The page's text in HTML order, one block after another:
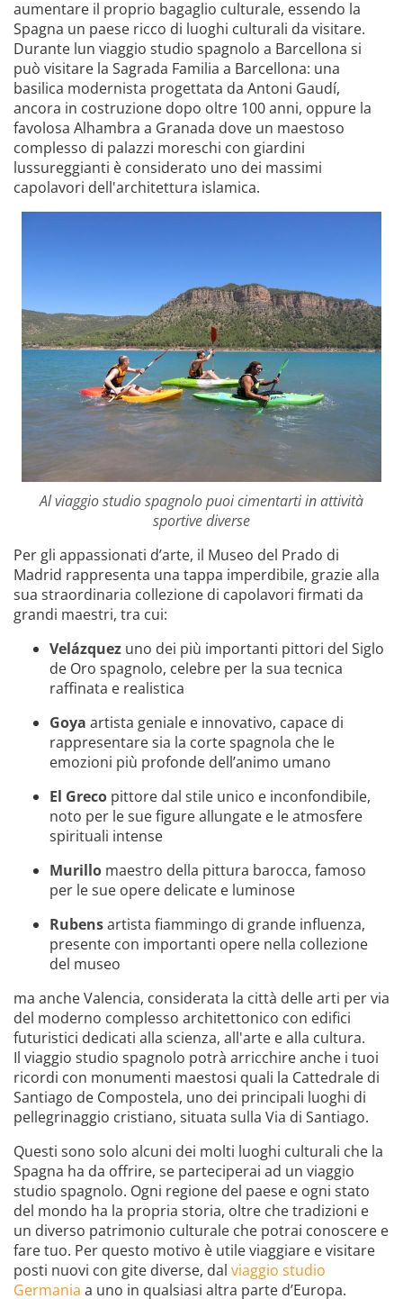
aumentare il proprio bagaglio culturale, essendo la
Spagna un paese ricco di luoghi culturali da visitare.
Durante lun viaggio studio spagnolo a Barcellona si
può visitare la Sagrada Familia a Barcellona: una
basilica modernista progettata da Antoni Gaudí,
ancora in costruzione dopo oltre 100 anni, oppure la
favolosa Alhambra a Granada dove un maestoso
complesso di palazzi moreschi con giardini
lussureggianti è considerato uno dei massimi
capolavori dell'architettura islamica.
Al viaggio studio spagnolo puoi cimentarti in attività
sportive diverse
Per gli appassionati d’arte, il Museo del Prado di
Madrid rappresenta una tappa imperdibile, grazie alla
sua straordinaria collezione di capolavori firmati da
grandi maestri, tra cui:
Velázquez uno dei più importanti pittori del Siglo
de Oro spagnolo, celebre per la sua tecnica
raffinata e realistica
Goya artista geniale e innovativo, capace di
rappresentare sia la corte spagnola che le
emozioni più profonde dell’animo umano
El Greco pittore dal stile unico e inconfondibile,
noto per le sue figure allungate e le atmosfere
spirituali intense
Murillo maestro della pittura barocca, famoso
per le sue opere delicate e luminose
Rubensartista fiammingo di grande influenza,
presente con importanti opere nella collezione
del museo
ma anche Valencia, considerata la città delle arti per via
del moderno complesso architettonico con edifici
futuristici dedicati alla scienza, all'arte e alla cultura.
Il viaggio studio spagnolo potrà arricchire anche i tuoi
ricordi con monumenti maestosi quali la Cattedrale di
Santiago de Compostela, uno dei principali luoghi di
pellegrinaggio cristiano, situata sulla Via di Santiago.
Questi sono solo alcuni dei molti luoghi culturali che la
Spagna ha da offrire, se parteciperai ad un viaggio
studio spagnolo. Ogni regione del paese e ogni stato
del mondo ha la propria storia, oltre che tradizioni e
un diverso patrimonio culturale che potrai conoscere e
fare tuo. Per questo motivo è utile viaggiare e visitare
posti nuovi con gite diverse, dal viaggio studio
Germania a uno in qualsiasi altra parte d’Europa.